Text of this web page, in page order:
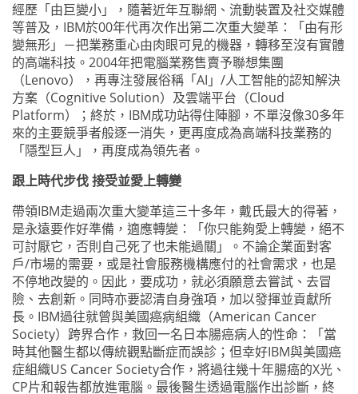
經歷「由巨變小」，隨著近年互聯網、流動裝置及社交媒體
等普及， IBM於00年代再次作出第二次重大變革：「由有形
變無形」－把業務重心由肉眼可見的機器，轉移至沒有實體
的高端科技。 2004年把電腦業務售賣予聯想集團
（Lenovo），再專注發展俗稱「AI 」 /人工智能的認知解決
方案（Cognitive Solution）及雲端平台（Cloud
Platform）；終於， IBM成功站得住陣腳，不單沒像30多年
來的主要競爭者般逐一消失，更再度成為高端科技業務的
「隱型巨人」，再度成為領先者。
跟上時代步伐接受並愛上轉變
帶領IBM走過兩次重大變革這三十多年，戴氏最大的得著，
是永遠要作好準備，適應轉變：「你只能夠愛上轉變，絕不
可討厭它，否則自己死了也未能過關」。不論企業面對客
戶/市場的需要，或是社會服務機構應付的社會需求，也是
不停地改變的。因此，要成功，就必須願意去嘗試、去冒
險、去創新。同時亦要認清自身強項，加以發揮並貢獻所
長。 IBM過往就曾與美國癌病組織（American Cancer
Society）跨界合作，救回一名日本腸癌病人的性命：「當
時其他醫生都以傳統觀點斷症而誤診；但幸好IBM與美國癌
症組織US Cancer Society合作，將過往幾十年腸癌的X光、
CP片和報告都放進電腦。最後醫生透過電腦作出診斷，終